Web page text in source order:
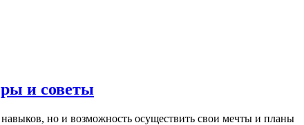
и советы
но и возможность осуществить свои мечты и планы